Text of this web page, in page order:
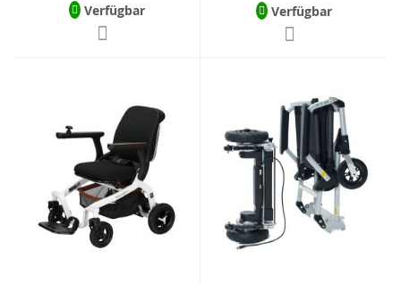
Verfügbar Verfügbar